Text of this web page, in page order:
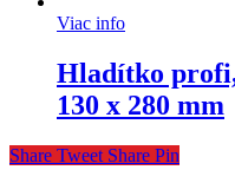
Viac info
Hladítko
130 x 280 mm
Share Tweet Share Pin